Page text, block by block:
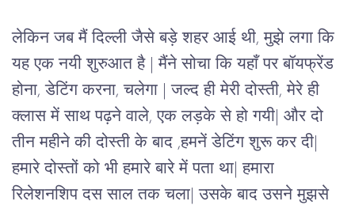
लेकिन जब मैं दिल्ली जैसे बड़े शहर आई थी, मुझे लगा कि
यह एक नयी शुरुआत है | मैंने सोचा कि यहाँ पर बॉयफ्रेंड
होना, डेटिंग करना, चलेगा | जल्द ही मेरी दोस्ती, मेरे ही
क्लास में साथ पढ़ने वाले, एक लड़के से हो गयी और दो
तीन महीने की दोस्ती के बाद ,हमनें डेटिंग शुरू कर दी
हमारे दोस्तों को भी हमारे बारे में पता था | हमारा
रिलेशनशिप दस साल तक चला | उसके बाद उसने मुझसे